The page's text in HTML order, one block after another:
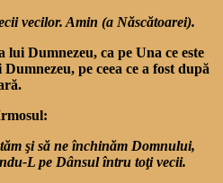
vecilor. Amin (a Născătoarei).
Dumnezeu, ca pe Una ce este
pe ceea ce a fost după
şi să ne închinăm Domnului,
L pe Dânsul întru toţi vecii.